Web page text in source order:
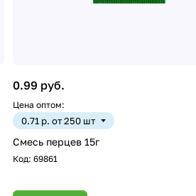
0.99 руб.
Цена оптом:
0.71 р. от 250 шт
Смесь перцев 15г
Код: 69861